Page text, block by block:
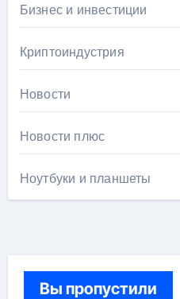
Бизнес и инвестиции
Криптоиндустрия
Новости
Новости плюс
Ноутбуки и планшеты
Вы пропустили